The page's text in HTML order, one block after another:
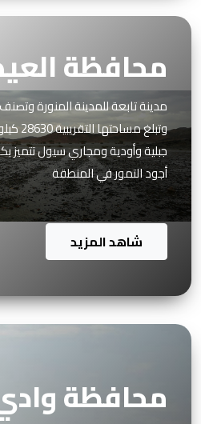
محافظة
مدينة تابعة للمدينة المنورة
وتبلغ
جبلية وأودية ومجاري سيول تتميز
أجود التمور في المنطقة
شاهد المزيد
محافظة